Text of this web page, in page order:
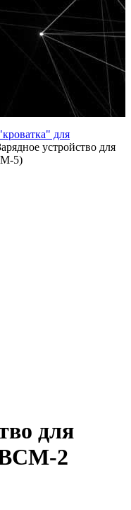
для
устройство для
5)
для
2